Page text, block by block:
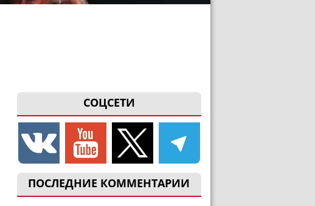
СОЦСЕТИ
ПОСЛЕДНИЕ КОММЕНТАРИИ